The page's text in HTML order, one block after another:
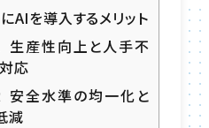
AIを導入するメリット
生産性向上と人手不
応
安全水準の均一化と
減